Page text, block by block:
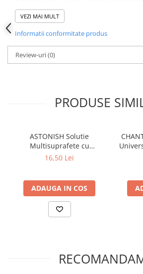
Servetele Umede & Uscate
Ingrijire copii
Cosmetice copii
Odorizante
Masina
Deodorante & Parfumuri
Spray
exteriorul toaletei - pe gresie, chiuvete,
Acest spray dezinfectant pentru toaletă și
VEZI MAI MULT
Informatii conformitate produs
Review-uri(0)
PRODUSE
ASTONISH Solutie
Multisuprafete cu
Bicarbonat de Sodiu 750 ml
16,50 Lei
ADAUGA IN COS